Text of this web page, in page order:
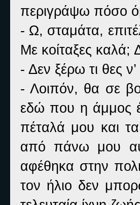
περιγράψω πόσο
- Ω, σταμάτα,
Με κοίταξες καλά;
- Δεν ξέρω τι θες
- Λοιπόν, θα σε
εδώ που η άμμος
πέταλά μου και
από πάνω μου
αφέθηκα στην
τον ήλιο δεν